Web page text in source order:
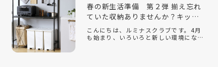
春の新生活準備 第２弾 揃え忘れ
ていた収納ありませんか？キッチ
ン収納編
こんにちは、ルミナスクラブです。4月
も始まり、いろいろと新しい環境にな